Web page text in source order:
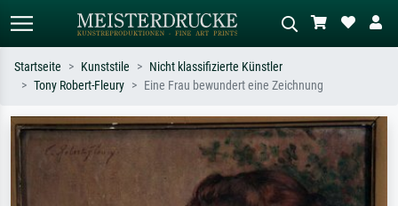
Suchen Sie nach Künstlern, Werktiteln
oder Stilen – z.B. Monet,
Sternennacht, Impressionismus, Welle
Beschreiben Sie die Szene – z.B. Grüne
Wiese, Abstrakt mit viel Rot, Dunkles
Ölgemälde, Stehender Akt neben einem
Baum.
Startseite Kunststile
Nicht klassifizierte Künstler
Tony Robert-Fleury
Eine Frau bewundert eine Zeichnung